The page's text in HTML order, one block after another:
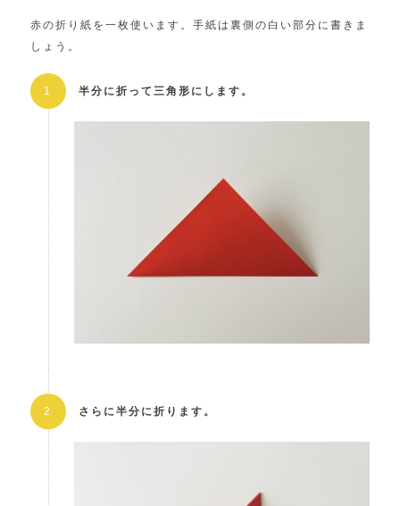
赤の折り紙を一枚使います。手紙は裏側の白い部分に書きま
しょう。
半分に折って三角形にします。
さらに半分に折ります。